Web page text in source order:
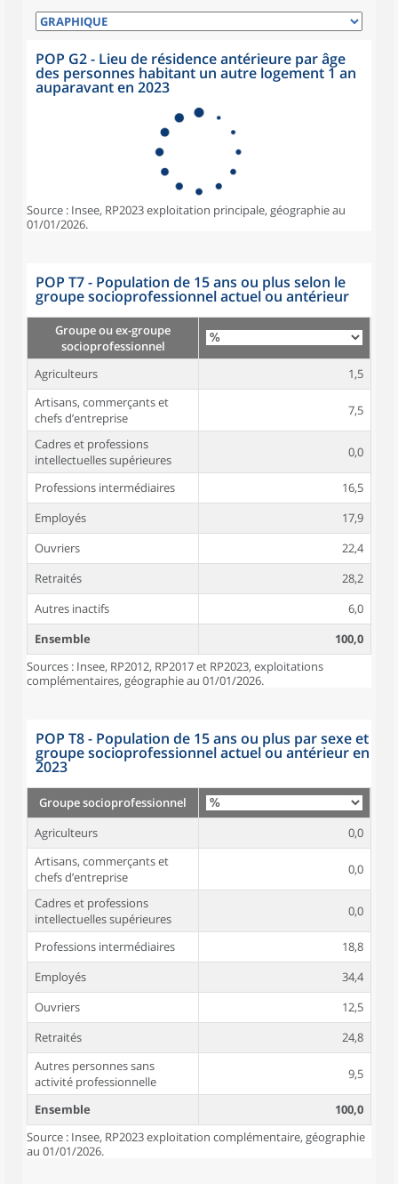
POP G2 - Lieu de résidence antérieure par âge
des personnes habitant un autre logement 1 an
auparavant en 2023
Source : Insee, RP2023 exploitation principale, géographie au
01/01/2026.
POP T7 - Population de 15 ans ou plus selon le
groupe socioprofessionnel actuel ou antérieur
Groupe ou ex-groupe
socioprofessionnel
Agriculteurs
1,5
Artisans, commerçants et
chefs d’entreprise
7,5
Cadres et professions
intellectuelles supérieures
0,0
Professions intermédiaires
16,5
Employés
17,9
Ouvriers
22,4
Retraités
28,2
Autres inactifs
6,0
Ensemble
100,0
Sources : Insee, RP2012, RP2017 et RP2023, exploitations
complémentaires, géographie au 01/01/2026.
POP T8 - Population de 15 ans ou plus par sexe et
groupe socioprofessionnel actuel ou antérieur en
2023
Groupe socioprofessionnel
Agriculteurs
0,0
Artisans, commerçants et
chefs d’entreprise
0,0
Cadres et professions
intellectuelles supérieures
0,0
Professions intermédiaires
18,8
Employés
34,4
Ouvriers
12,5
Retraités
24,8
Autres personnes sans
activité professionnelle
9,5
Ensemble
100,0
Source : Insee, RP2023 exploitation complémentaire, géographie
au 01/01/2026.